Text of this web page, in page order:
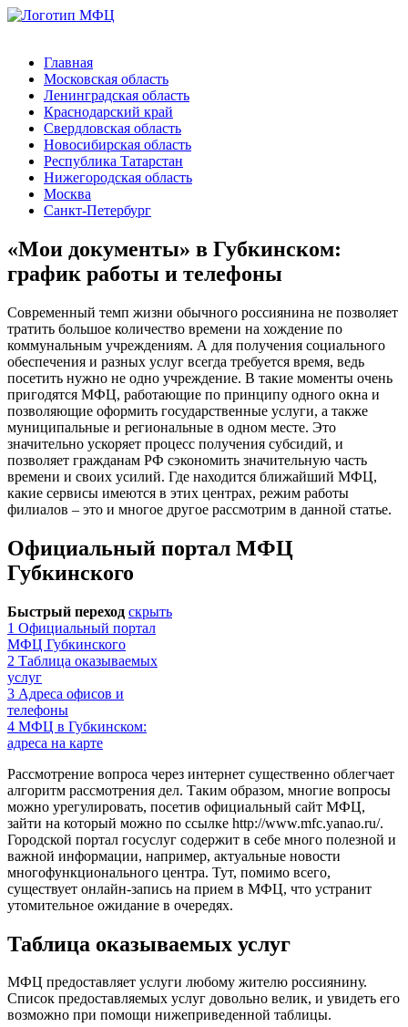
Главная
Московская область
Ленинградская область
Краснодарский край
Свердловская область
Новосибирская область
Республика Татарстан
Нижегородская область
Москва
Санкт-Петербург
«Мои документы» в Губкинском:
график работы и телефоны
Современный темп жизни обычного россиянина не позволяет
тратить большое количество времени на хождение по
коммунальным учреждениям. А для получения социального
обеспечения и разных услуг всегда требуется время, ведь
посетить нужно не одно учреждение. В такие моменты очень
пригодятся МФЦ, работающие по принципу одного окна и
позволяющие оформить государственные услуги, а также
муниципальные и региональные в одном месте. Это
значительно ускоряет процесс получения субсидий, и
позволяет гражданам РФ сэкономить значительную часть
времени и своих усилий. Где находится ближайший МФЦ,
какие сервисы имеются в этих центрах, режим работы
филиалов – это и многое другое рассмотрим в данной статье.
Официальный портал МФЦ
Губкинского
Быстрый переход скрыть
1 Официальный портал
МФЦ Губкинского
2 Таблица оказываемых
услуг
3 Адреса офисов и
телефоны
4 МФЦ в Губкинском:
адреса на карте
Рассмотрение вопроса через интернет существенно облегчает
алгоритм рассмотрения дел. Таким образом, многие вопросы
можно урегулировать, посетив официальный сайт МФЦ,
зайти на который можно по ссылке http://www.mfc.yanao.ru/.
Городской портал госуслуг содержит в себе много полезной и
важной информации, например, актуальные новости
многофункционального центра. Тут, помимо всего,
существует онлайн-запись на прием в МФЦ, что устранит
утомительное ожидание в очередях.
Таблица оказываемых услуг
МФЦ предоставляет услуги любому жителю россиянину.
Список предоставляемых услуг довольно велик, и увидеть его
возможно при помощи нижеприведенной таблицы.